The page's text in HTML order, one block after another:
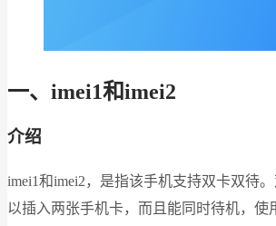
一、imei1和imei2
介绍
imei1和imei2，是指该手机支持双卡双待
以插入两张手机卡，而且能同时待机，使